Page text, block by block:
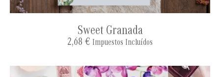
Sweet Granada
2,68 € Impuestos Incluídos